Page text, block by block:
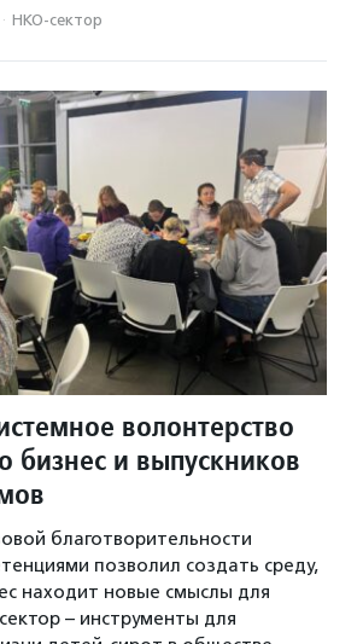
· НКО-сектор
волонтерство
бизнес и выпускников
благотворительности
позволил создать среду,
находит новые смыслы для
– инструменты для